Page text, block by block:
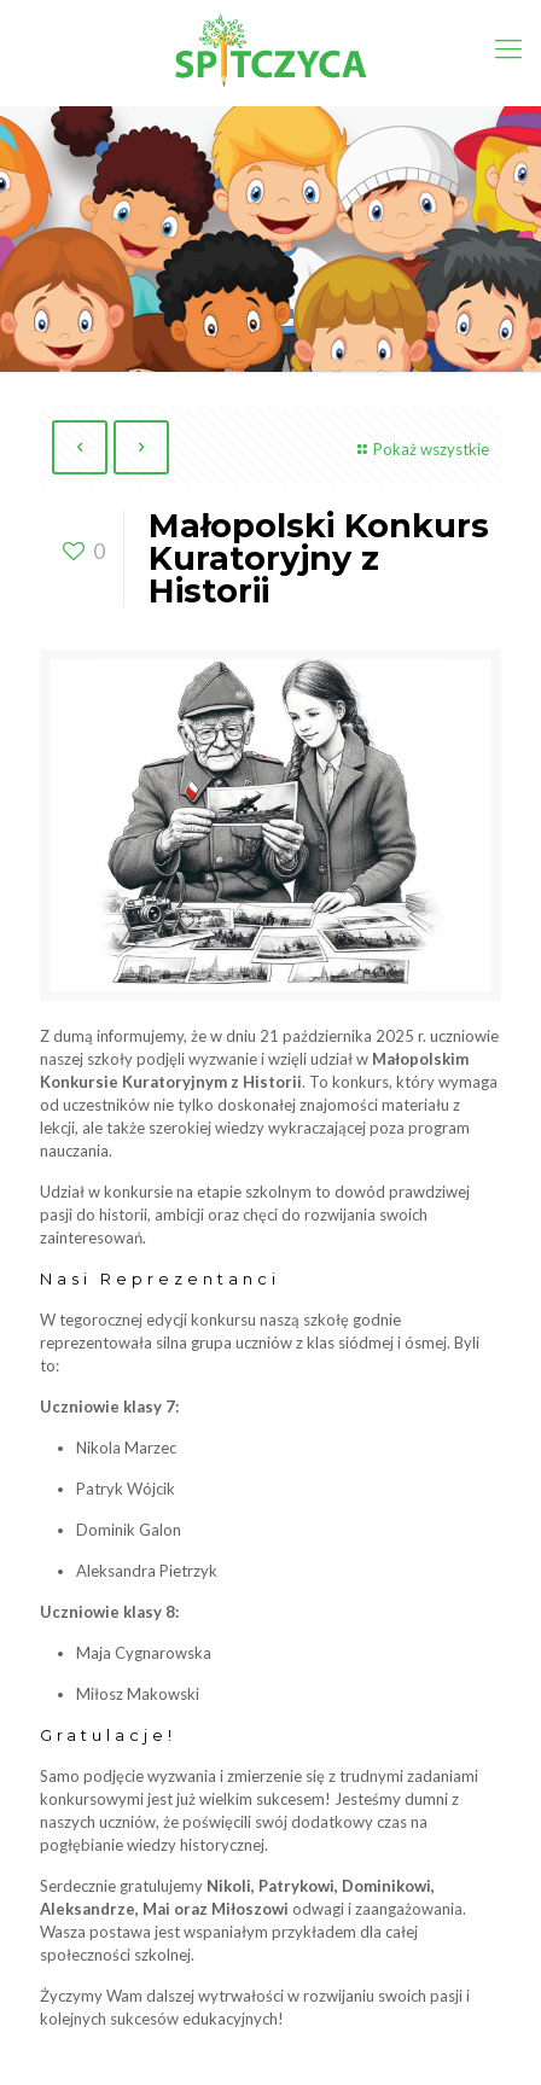
Pokaż wszystkie
0
Małopolski Konkurs
Kuratoryjny z
Historii
Z dumą informujemy, że w dniu 21 października 2025 r. uczniowie
naszej szkoły podjęli wyzwanie i wzięli udział w Małopolskim
Konkursie Kuratoryjnym z Historii. To konkurs, który wymaga
od uczestników nie tylko doskonałej znajomości materiału z
lekcji, ale także szerokiej wiedzy wykraczającej poza program
nauczania.
Udział w konkursie na etapie szkolnym to dowód prawdziwej
pasji do historii, ambicji oraz chęci do rozwijania swoich
zainteresowań.
Nasi Reprezentanci
W tegorocznej edycji konkursu naszą szkołę godnie
reprezentowała silna grupa uczniów z klas siódmej i ósmej. Byli
to:
Uczniowie klasy 7:
Nikola Marzec
Patryk Wójcik
Dominik Galon
Aleksandra Pietrzyk
Uczniowie klasy 8:
Maja Cygnarowska
Miłosz Makowski
Gratulacje!
Samo podjęcie wyzwania i zmierzenie się z trudnymi zadaniami
konkursowymi jest już wielkim sukcesem! Jesteśmy dumni z
naszych uczniów, że poświęcili swój dodatkowy czas na
pogłębianie wiedzy historycznej.
Serdecznie gratulujemy Nikoli, Patrykowi, Dominikowi,
Aleksandrze, Mai oraz Miłoszowi odwagi i zaangażowania.
Wasza postawa jest wspaniałym przykładem dla całej
społeczności szkolnej.
Życzymy Wam dalszej wytrwałości w rozwijaniu swoich pasji i
kolejnych sukcesów edukacyjnych!